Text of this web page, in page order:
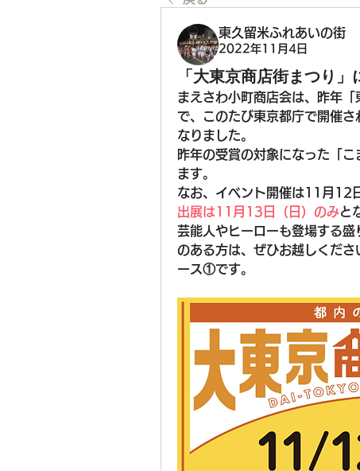
東久留米ふれあいの街
2022年11月4日
「大東京商店街まつり」
まえさわ小町商店会は、昨年
で、このたび東京都庁で開催
なりました。
昨年の受賞の対象になった「
ます。
なお、イベント開催は11月12
出展は11月13日（日）のみと
芸能人やヒーローも登場する
のある方は、ぜひお越しくだ
ース①です。